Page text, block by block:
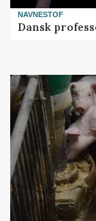
NAVNESTOF
Dansk